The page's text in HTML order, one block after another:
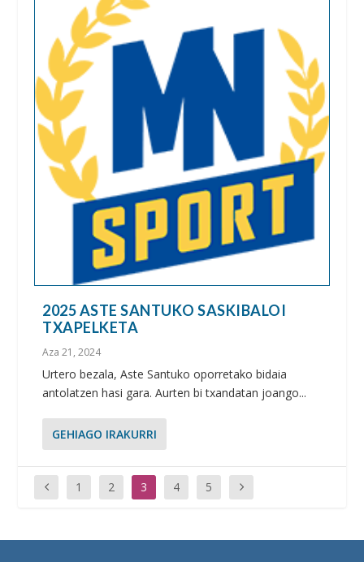
2025 ASTE SANTUKO SASKIBALOI
TXAPELKETA
Aza 21, 2024
Urtero bezala, Aste Santuko oporretako bidaia
antolatzen hasi gara. Aurten bi txandatan joango...
GEHIAGO IRAKURRI
1 2 3 4 5